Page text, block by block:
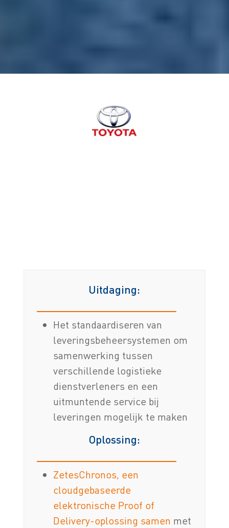
Uitdaging:
Het standaardiseren van
leveringsbeheersystemen om
samenwerking tussen
verschillende logistieke
dienstverleners en een
uitmuntende service bij
leveringen mogelijk te maken
Oplossing:
ZetesChronos, een
cloudgebaseerde
elektronische Proof of
Delivery-oplossing samen met